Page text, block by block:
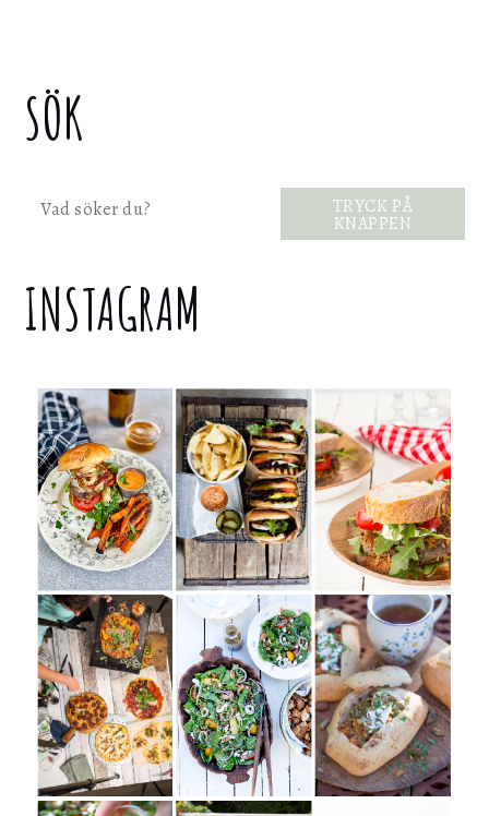
SÖK
Sök TRYCK PÅ
KNAPPEN
INSTAGRAM